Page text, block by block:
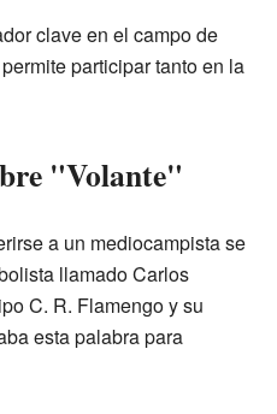
clave en el campo de
participar tanto en la
"Volante"
a un mediocampista se
llamado Carlos
C. R. Flamengo y su
esta palabra para